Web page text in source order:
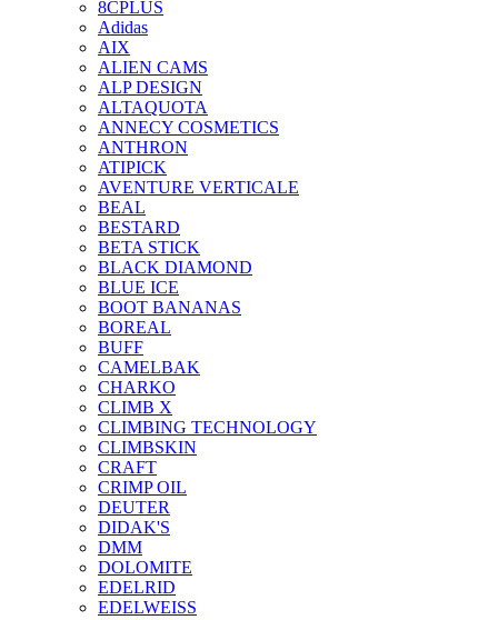
8CPLUS
Adidas
AIX
ALIEN CAMS
ALP DESIGN
ALTAQUOTA
ANNECY COSMETICS
ANTHRON
ATIPICK
AVENTURE VERTICALE
BEAL
BESTARD
BETA STICK
BLACK DIAMOND
BLUE ICE
BOOT BANANAS
BOREAL
BUFF
CAMELBAK
CHARKO
CLIMB X
CLIMBING TECHNOLOGY
CLIMBSKIN
CRAFT
CRIMP OIL
DEUTER
DIDAK'S
DMM
DOLOMITE
EDELRID
EDELWEISS